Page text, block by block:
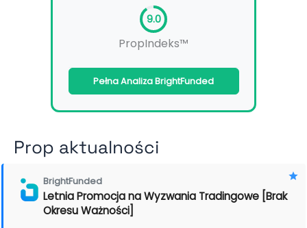
9.0
PropIndeks™
Pełna Analiza BrightFunded
Prop aktualności
BrightFunded
Letnia Promocja na Wyzwania Tradingowe [Brak
Okresu Ważności]